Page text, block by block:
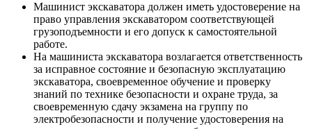
Машинист экскаватора должен иметь удостоверение на
право управления экскаватором соответствующей
грузоподъемности и его допуск к самостоятельной
работе.
На машиниста экскаватора возлагается ответственность
за исправное состояние и безопасную эксплуатацию
экскаватора, своевременное обучение и проверку
знаний по технике безопасности и охране труда, за
своевременную сдачу экзамена на группу по
электробезопасности и получение удостоверения на